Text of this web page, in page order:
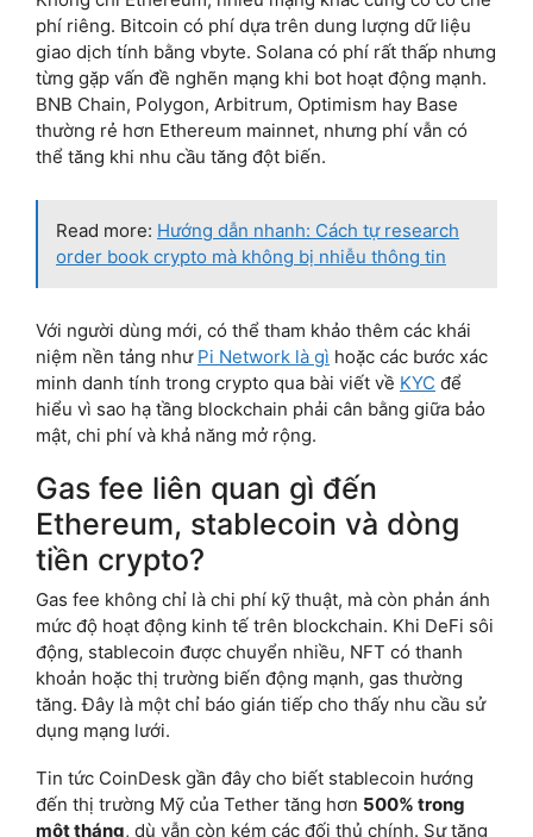
phí riêng. Bitcoin có phí dựa trên dung lượng dữ liệu
giao dịch tính bằng vbyte. Solana có phí rất thấp nhưng
từng gặp vấn đề nghẽn mạng khi bot hoạt động mạnh.
BNB Chain, Polygon, Arbitrum, Optimism hay Base
thường rẻ hơn Ethereum mainnet, nhưng phí vẫn có
thể tăng khi nhu cầu tăng đột biến.
Read more: Hướng dẫn nhanh: Cách tự research
order book crypto mà không bị nhiễu thông tin
Với người dùng mới, có thể tham khảo thêm các khái
niệm nền tảng như Pi Network là gì hoặc các bước xác
minh danh tính trong crypto qua bài viết về KYC để
hiểu vì sao hạ tầng blockchain phải cân bằng giữa bảo
mật, chi phí và khả năng mở rộng.
Gas fee liên quan gì đến
Ethereum, stablecoin và dòng
tiền crypto?
Gas fee không chỉ là chi phí kỹ thuật, mà còn phản ánh
mức độ hoạt động kinh tế trên blockchain. Khi DeFi sôi
động, stablecoin được chuyển nhiều, NFT có thanh
khoản hoặc thị trường biến động mạnh, gas thường
tăng. Đây là một chỉ báo gián tiếp cho thấy nhu cầu sử
dụng mạng lưới.
Tin tức CoinDesk gần đây cho biết stablecoin hướng
đến thị trường Mỹ của Tether tăng hơn 500% trong
một tháng, dù vẫn còn kém các đối thủ chính. Sự tăng